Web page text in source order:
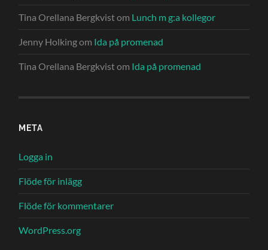
Tina Orellana Bergkvistom Lunch m g:a kollegor
Jenny Holkingom Ida på promenad
Tina Orellana Bergkvistom Ida på promenad
META
Logga in
Flöde för inlägg
Flöde för kommentarer
WordPress.org